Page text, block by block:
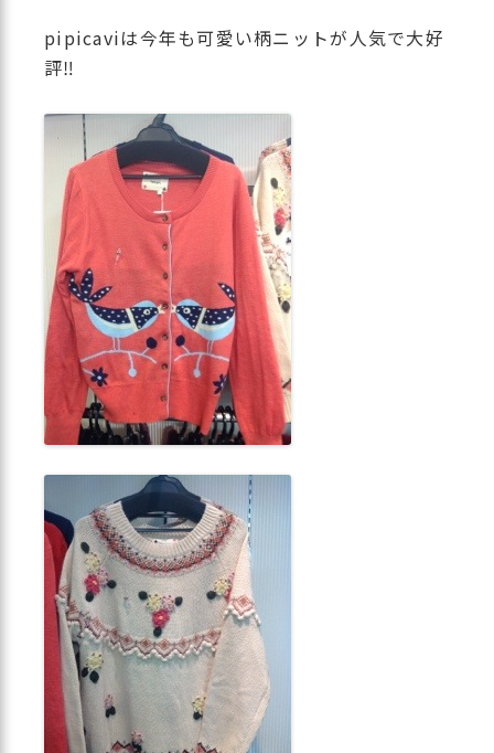
pipicaviは今年も可愛い柄ニットが人気で大好
評‼︎